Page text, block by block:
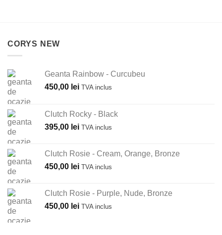
CORYS NEW
Geanta Rainbow - Curcubeu
450,00 lei TVA inclus
Clutch Rocky - Black
395,00 lei TVA inclus
Clutch Rosie - Cream, Orange, Bronze
450,00 lei TVA inclus
Clutch Rosie - Purple, Nude, Bronze
450,00 lei TVA inclus